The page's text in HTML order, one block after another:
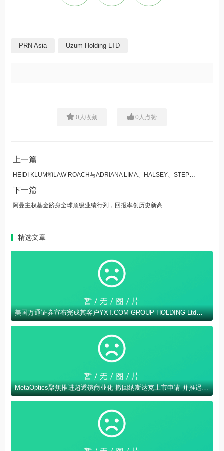
PRN Asia Uzum Holding LTD
0 人收藏 0 人点赞
上一篇
HEIDI KLUM和LAW ROACH与ADRIANA LIMA、HALSEY、STEPHEN LIBBY和LUCIEN LAVISCOUNT一起庆祝HOUSE OF MAGNUM ®的推出
下一篇
阿曼主权基金跻身全球顶级业绩行列，回报率创历史新高
精选文章
美国万通证券宣布完成其客户YXT.COM GROUP HOLDING Ltd（纳斯达克股票代码：YXT）105万美元的注册直接发行
MetaOptics聚焦推进超透镜商业化 撤回纳斯达克上市申请 并推迟在美国进行双重上市计划